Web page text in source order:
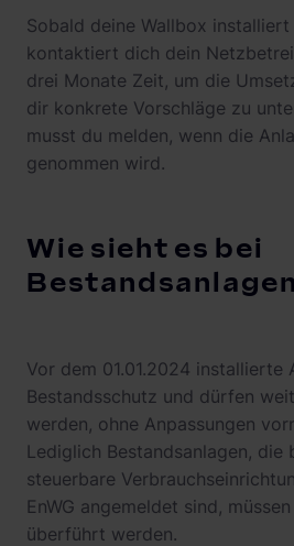
Sobald deine Wallbox
kontaktiert dich dein
drei Monate Zeit, um die
dir konkrete Vorschläge zu
musst du melden, wenn die
genommen wird.
Wie sieht es bei
Vor dem 01.01.2024 installierte
Bestandsschutz und dürfen
werden, ohne Anpassungen
Lediglich Bestandsanlagen, die
steuerbare
EnWG angemeldet sind,
überführt werden.